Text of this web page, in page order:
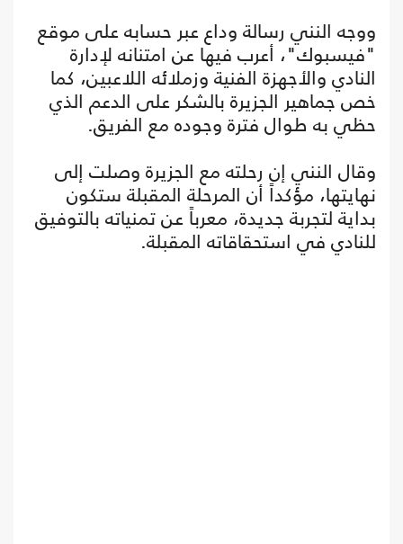
ووجه النني رسالة وداع عبر حسابه على موقع
"فيسبوك"، أعرب فيها عن امتنانه لإدارة
النادي والأجهزة الفنية وزملائه اللاعبين، كما
خص جماهير الجزيرة بالشكر على الدعم الذي
حظي به طوال فترة وجوده مع الفريق.
وقال النني إن رحلته مع الجزيرة وصلت إلى
نهايتها، مؤكداً أن المرحلة المقبلة ستكون
بداية لتجربة جديدة، معرباً عن تمنياته بالتوفيق
للنادي في استحقاقاته المقبلة.